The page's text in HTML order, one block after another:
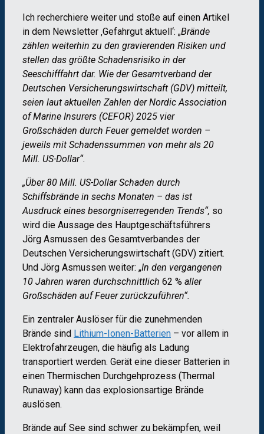
Ich recherchiere weiter und stoße auf einen Artikel
in dem Newsletter ‚Gefahrgut aktuell‘: „Brände
zählen weiterhin zu den gravierenden Risiken und
stellen das größte Schadensrisiko in der
Seeschifffahrt dar. Wie der Gesamtverband der
Deutschen Versicherungswirtschaft (GDV) mitteilt,
seien laut aktuellen Zahlen der Nordic Association
of Marine Insurers (CEFOR) 2025 vier
Großschäden durch Feuer gemeldet worden –
jeweils mit Schadenssummen von mehr als 20
Mill. US-Dollar“.
„Über 80 Mill. US-Dollar Schaden durch
Schiffsbrände in sechs Monaten – das ist
Ausdruck eines besorgniserregenden Trends“, so
wird die Aussage des Hauptgeschäftsführers
Jörg Asmussen des Gesamtverbandes der
Deutschen Versicherungswirtschaft (GDV) zitiert.
Und Jörg Asmussen weiter: „In den vergangenen
10 Jahren waren durchschnittlich 62 % aller
Großschäden auf Feuer zurückzuführen“.
Ein zentraler Auslöser für die zunehmenden
Brände sind Lithium-Ionen-Batterien – vor allem in
Elektrofahrzeugen, die häufig als Ladung
transportiert werden. Gerät eine dieser Batterien in
einen Thermischen Durchgehprozess (Thermal
Runaway) kann das explosionsartige Brände
auslösen.
Brände auf See sind schwer zu bekämpfen, weil